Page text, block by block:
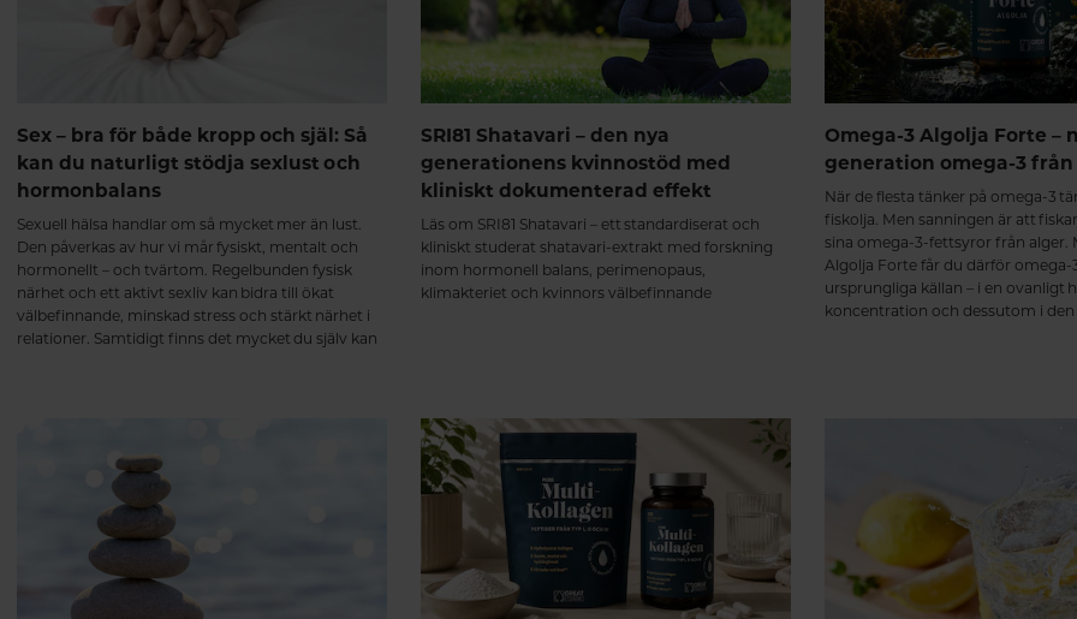
Sex – bra för både kropp och själ: Så
kan du naturligt stödja sexlust och
hormonbalans
Sexuell hälsa handlar om så mycket mer än lust.
Den påverkas av hur vi mår fysiskt, mentalt och
hormonellt – och tvärtom. Regelbunden fysisk
närhet och ett aktivt sexliv kan bidra till ökat
välbefinnande, minskad stress och stärkt närhet i
relationer. Samtidigt finns det mycket du själv kan
SRI81 Shatavari – den nya
generationens kvinnostöd med
kliniskt dokumenterad effekt
Läs om SRI81 Shatavari – ett standardiserat och
kliniskt studerat shatavari-extrakt med forskning
inom hormonell balans, perimenopaus,
klimakteriet och kvinnors välbefinnande
Omega-3 Algolja Forte –
generation omega-3
När de flesta tänker på omega-3
fiskolja. Men sanningen är att
sina omega-3-fettsyror från alger.
Algolja Forte får du därför omega-
ursprungliga källan – i en ovanligt
koncentration och dessutom i